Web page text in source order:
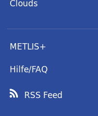
Clouds
METLIS+
Hilfe/FAQ
RSS Feed